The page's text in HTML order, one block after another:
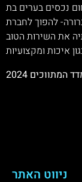
נכסים בערים בת
מתוך מטרה ברורה- להפוך לחברת
את השירות הטוב
ניווט האתר